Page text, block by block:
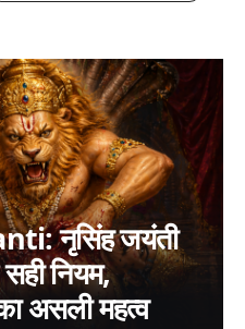
नृसिंह जयंती
नियम,
असली महत्व